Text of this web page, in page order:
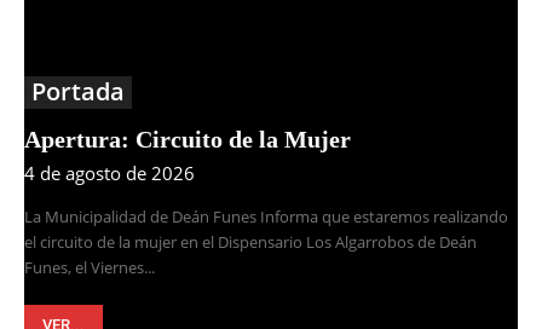
Portada
Apertura: Circuito de la Mujer
4 de agosto de 2026
La Municipalidad de Deán Funes Informa que estaremos realizando
el circuito de la mujer en el Dispensario Los Algarrobos de Deán
Funes, el Viernes...
VER...